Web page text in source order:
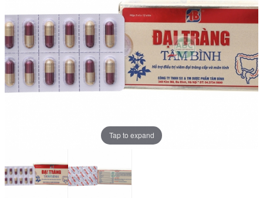
Tap to expand